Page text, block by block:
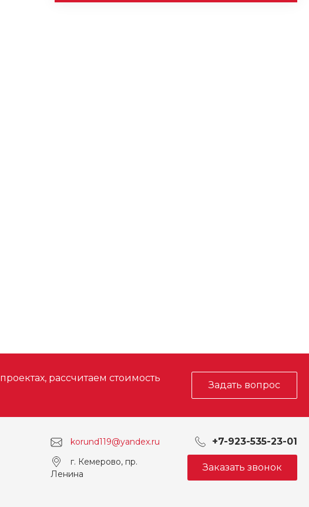
рассчитаем стоимость
Задать вопрос
korund119@yandex.ru +7-923-535-23-01
г. Кемерово, пр.
Ленина
Заказать звонок